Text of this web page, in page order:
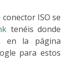
ISO se
tenéis donde
en la página
para estos